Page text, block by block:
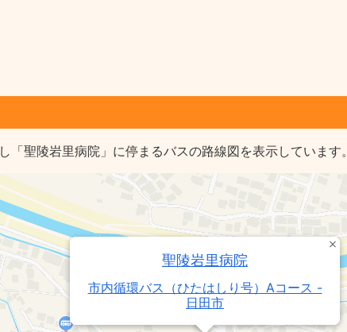
「聖陵岩里病院」に停まるバスの路線図を表示しています。
聖陵岩里病院
市内循環バス（ひたはしり号）Aコース -
日田市